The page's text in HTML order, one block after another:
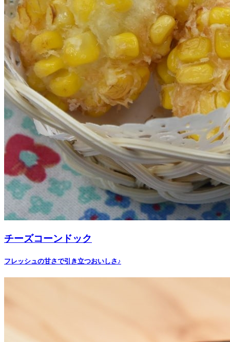
チーズコーンドック
フレッシュの甘さで引き立つおいしさ♪